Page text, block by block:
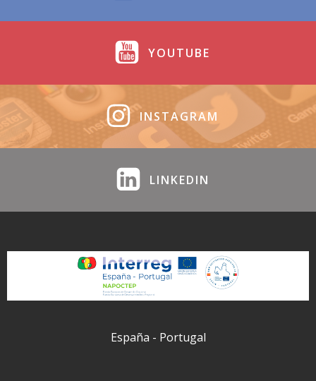
YOUTUBE
INSTAGRAM
LINKEDIN
España - Portugal